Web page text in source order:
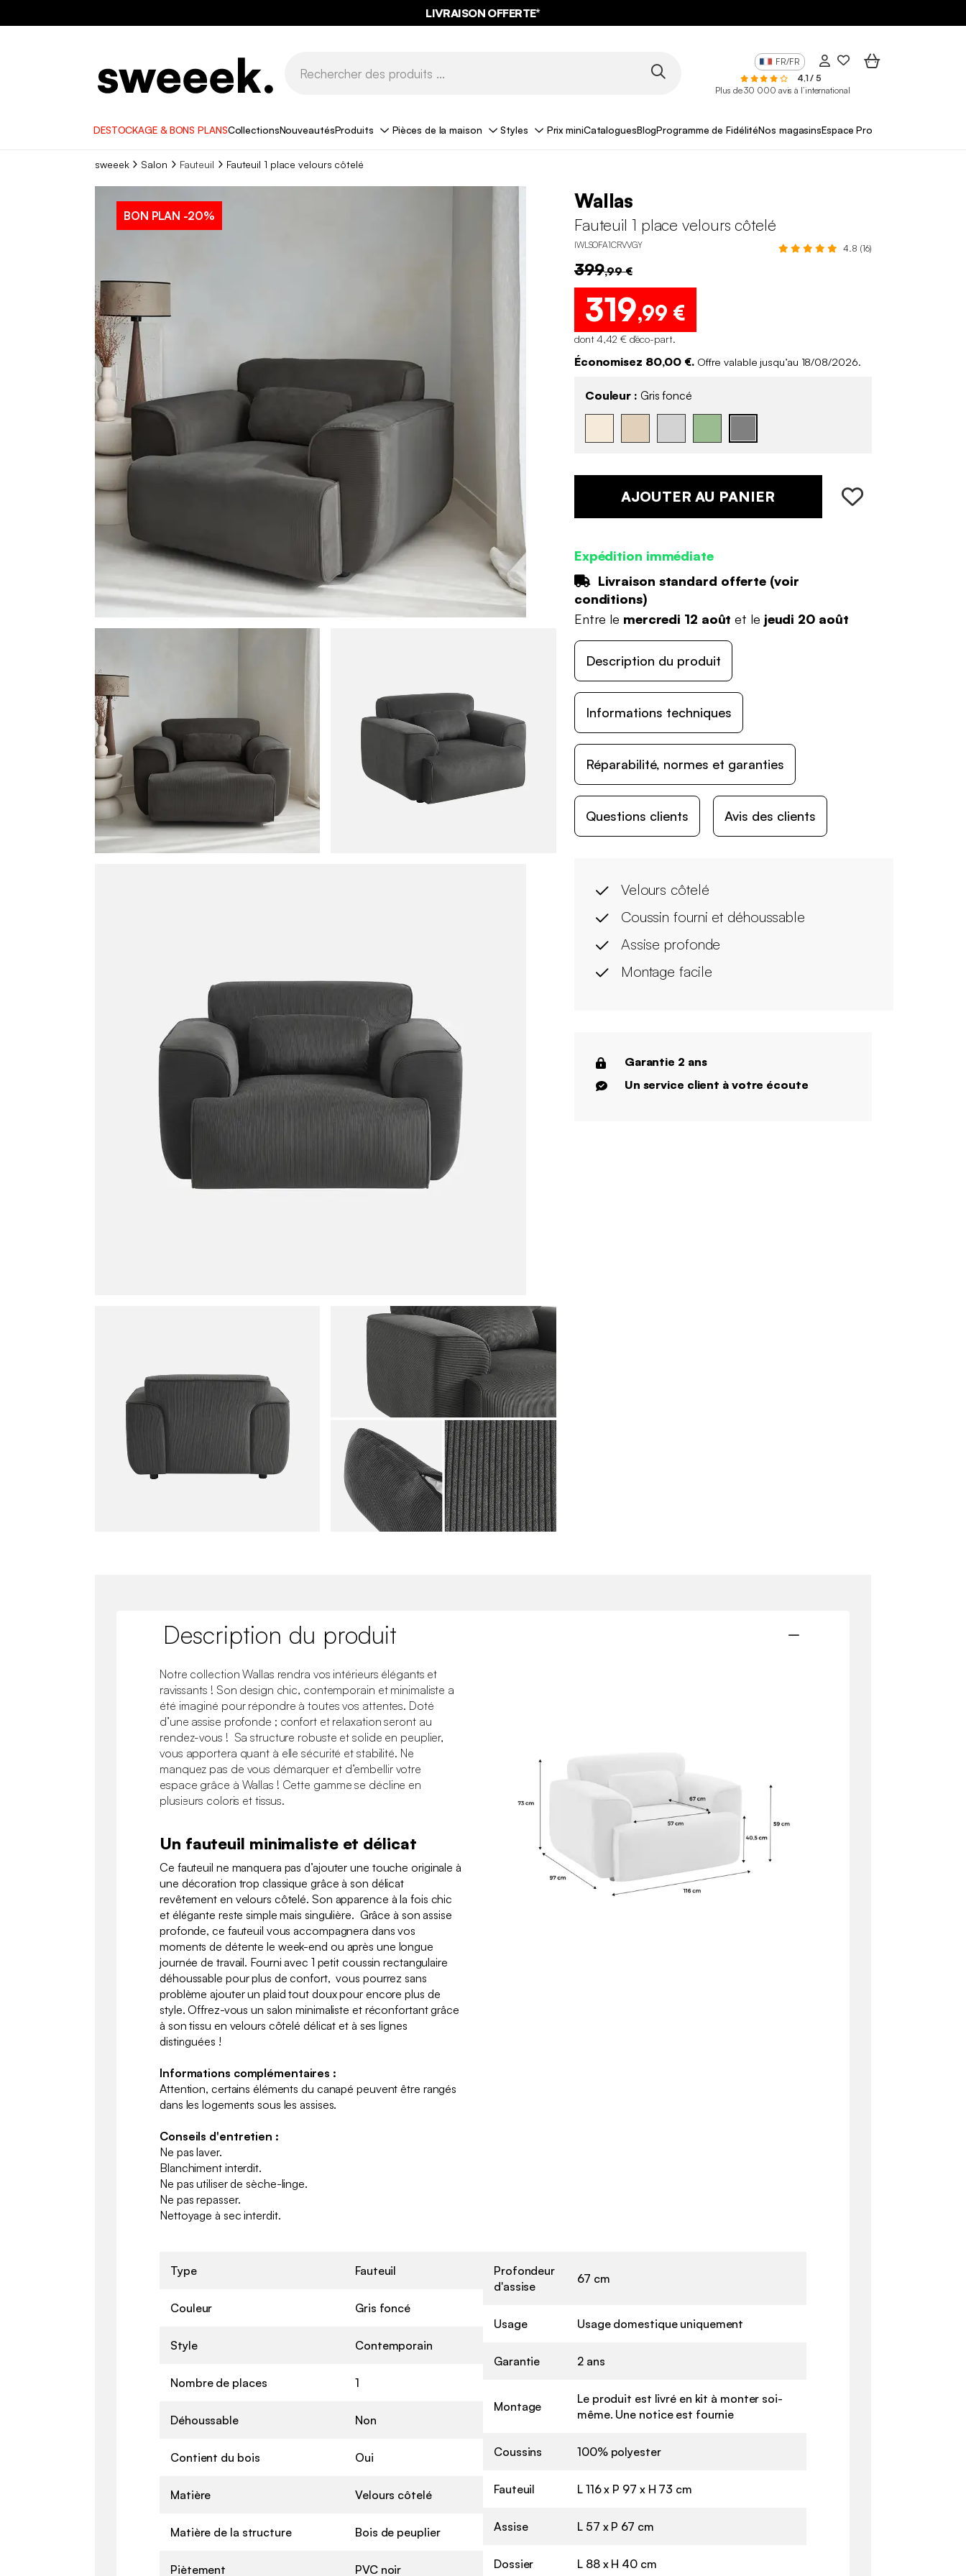
LIVRAISON OFFERTE*
FR/FR
4,1 / 5
Plus de 30 000 avis à l’international
DESTOCKAGE & BONS PLANSCollectionsNouveautésProduits Pièces de la maison Styles Prix miniCataloguesBlogProgramme de FidélitéNos magasinsEspace Pro
sweeek Salon Fauteuil Fauteuil 1 place velours côtelé
BON PLAN -20%
Wallas
Fauteuil 1 place velours côtelé
IWLSOFA1CRVVGY 4.8 (16)
399,99 €
319,99 €
dont 4,42 € d'éco-part.
Économisez 80,00 €. Offre valable jusqu’au 18/08/2026.
Couleur : Gris foncé
AJOUTER AU PANIER
Expédition immédiate
Livraison standard offerte (voir
conditions)
Entre le mercredi 12 août et le jeudi 20 août
Description du produit
Informations techniques
Réparabilité, normes et garanties
Questions clients Avis des clients
Velours côtelé
Coussin fourni et déhoussable
Assise profonde
Montage facile
Garantie 2 ans
Un service client à votre écoute
Description du produit
Notre collection Wallas rendra vos intérieurs élégants et
ravissants ! Son design chic, contemporain et minimaliste a
été imaginé pour répondre à toutes vos attentes. Doté
d’une assise profonde ; confort et relaxation seront au
rendez-vous ! Sa structure robuste et solide en peuplier,
vous apportera quant à elle sécurité et stabilité. Ne
manquez pas de vous démarquer et d’embellir votre
espace grâce à Wallas ! Cette gamme se décline en
plusieurs coloris et tissus.
Un fauteuil minimaliste et délicat
Ce fauteuil ne manquera pas d’ajouter une touche originale à
une décoration trop classique grâce à son délicat
revêtement en velours côtelé. Son apparence à la fois chic
et élégante reste simple mais singulière. Grâce à son assise
profonde, ce fauteuil vous accompagnera dans vos
moments de détente le week-end ou après une longue
journée de travail. Fourni avec 1 petit coussin rectangulaire
déhoussable pour plus de confort, vous pourrez sans
problème ajouter un plaid tout doux pour encore plus de
style. Offrez-vous un salon minimaliste et réconfortant grâce
à son tissu en velours côtelé délicat et à ses lignes
distinguées !
Informations complémentaires :
Attention, certains éléments du canapé peuvent être rangés
dans les logements sous les assises.
Conseils d'entretien :
Ne pas laver.
Blanchiment interdit.
Ne pas utiliser de sèche-linge.
Ne pas repasser.
Nettoyage à sec interdit.
Type Fauteuil
Couleur Gris foncé
Style Contemporain
Nombre de places 1
Déhoussable Non
Contient du bois Oui
Matière Velours côtelé
Matière de la structure Bois de peuplier
Piètement PVC noir
Profondeur
d'assise
67 cm
Usage Usage domestique uniquement
Garantie 2 ans
Montage
Le produit est livré en kit à monter soi-
même. Une notice est fournie
Coussins 100% polyester
Fauteuil L 116 x P 97 x H 73 cm
Assise L 57 x P 67 cm
Dossier L 88 x H 40 cm